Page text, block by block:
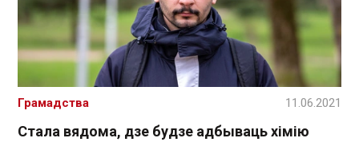
Стала вядома, дзе будзе адбываць хімію
Грамадства 11.06.2021